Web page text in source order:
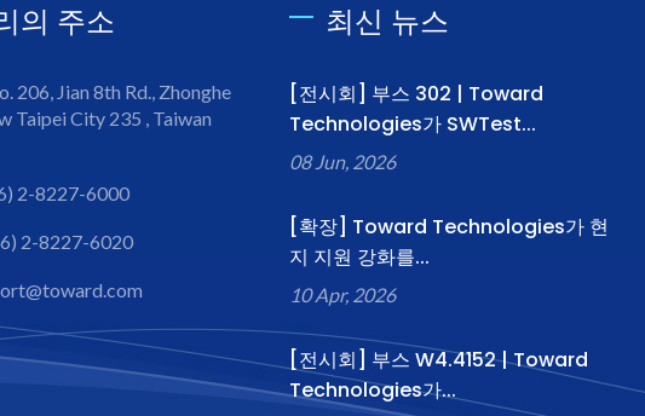
의 주소
206, Jian 8th Rd., Zhonghe
Taipei City 235 , Taiwan
2-8227-6000
2-8227-6020
최신 뉴스
[전시회] 부스 302 | Toward
Technologies가 SWTest...
08 Jun, 2026
[확장] Toward Technologies가 현
지 지원 강화를...
10 Apr, 2026
[전시회] 부스 W4.4152 | Toward
Technologies가...